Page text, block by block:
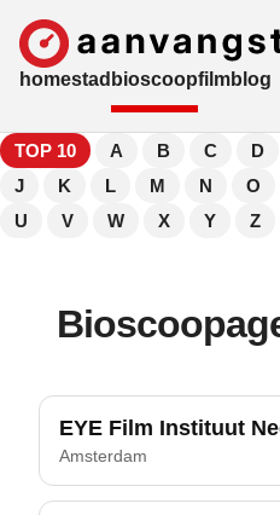
homestad bioscoopfilmblog
TOP 10 A B C D
J
K L M N O
U
V W X Y Z
EYE Film Instituut
Amsterdam